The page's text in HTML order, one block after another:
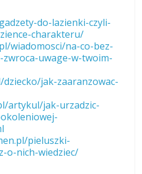
do-lazienki-czyli-
charakteru/
wiadomosci/na-co-bez-
zwroca-uwage-w-twoim-
jak-zaaranzowac-
artykul/jak-urzadzic-
pieluszki-
o-nich-wiedziec/